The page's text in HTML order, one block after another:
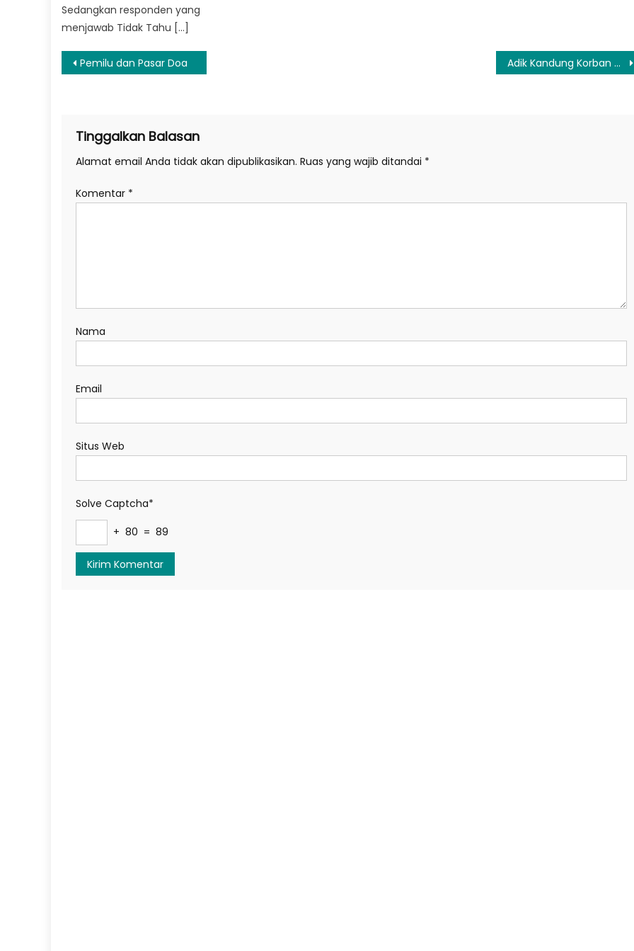
Sedangkan responden yang
menjawab Tidak Tahu […]
Navigasi
Pemilu dan Pasar Doa Adik Kandung Korban Penganiayaan Minta Pernyataan Bupati Lebak Dicabut
Tinggalkan Balasan
Alamat email Anda tidak akan dipublikasikan. Ruas yang wajib ditandai *
Komentar *
Nama
Email
Situs Web
Solve Captcha*
+ 80 = 89